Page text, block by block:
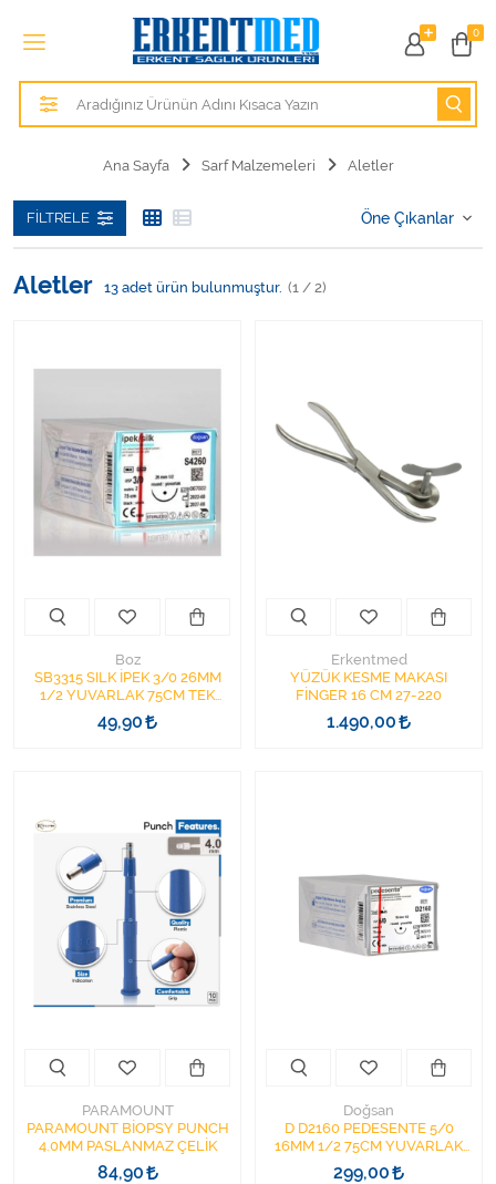
0
Tüm Kategoriler
Alezler
Hasta Bakım Ürünleri
Kişisel Bakım ve Sağlık
Kişisel Bakım ve Sağlık
Ortopedi Ürünleri
Ortopedi Ürünleri
Sarf Malzemeleri
Sarf Malzemeleri
Sarf Malzemeleri
Tıbbi Tekstil Ürünleri
Varis Çorapları
Tüm Kategorileri Gör
Ana Sayfa Sarf Malzemeleri Aletler
FILTRELE
Aletler 13 adet ürün bulunmuştur. (1 / 2)
Boz
SB3315 SILK İPEK 3/0 26MM
1/2 YUVARLAK 75CM TEK
İĞNE SİYAH CERRAHİ SÜTUR
İPLİK
49,90
Erkentmed
YÜZÜK KESME MAKASI
FİNGER 16 CM 27-220
1.490,00
PARAMOUNT
PARAMOUNT BİOPSY PUNCH
4.0MM PASLANMAZ ÇELİK
84,90
Doğsan
D D2160 PEDESENTE 5/0
16MM 1/2 75CM YUVARLAK
İĞNELİ CERRAHİ SÜTUR
299,00